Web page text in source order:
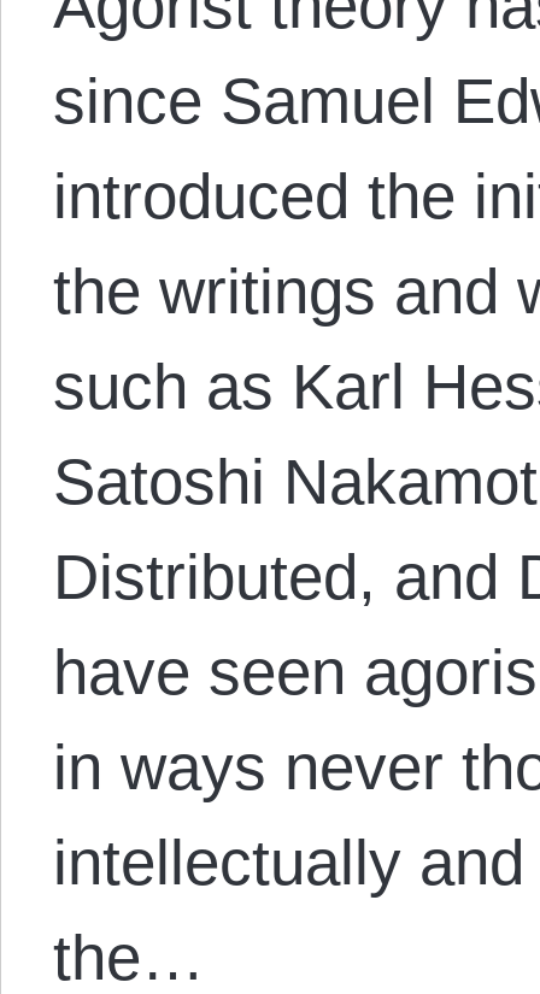
since Samuel
introduced the
the writings and
such as Karl
Satoshi
Distributed, and
have seen
in ways never
intellectually
the…